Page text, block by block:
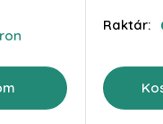
Raktár: